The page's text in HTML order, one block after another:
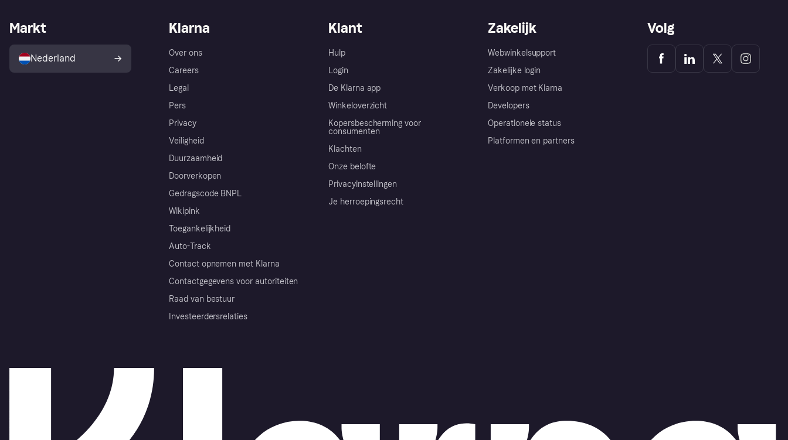
Klarna
Over ons
Careers
Legal
Pers
Privacy
Veiligheid
Duurzaamheid
Doorverkopen
Gedragscode BNPL
Wikipink
Toegankelijkheid
Auto-Track
Contact opnemen met Klarna
Contactgegevens voor autoriteiten
Raad van bestuur
Investeerdersrelaties
Klant
Hulp
Login
De Klarna app
Winkeloverzicht
Kopersbescherming voor
consumenten
Klachten
Onze belofte
Privacyinstellingen
Je herroepingsrecht
Zakelijk
Webwinkelsupport
Zakelijke login
Verkoop met Klarna
Developers
Operationele status
Platformen en partners
Markt
Nederland
Volg